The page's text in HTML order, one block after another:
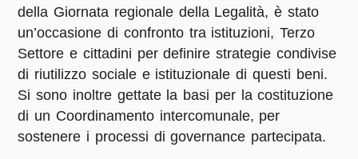
della Giornata regionale della Legalità, è stato
un’occasione di confronto tra istituzioni, Terzo
Settore e cittadini per definire strategie condivise
di riutilizzo sociale e istituzionale di questi beni.
Si sono inoltre gettate la basi per la costituzione
di un Coordinamento intercomunale, per
sostenere i processi di governance partecipata.